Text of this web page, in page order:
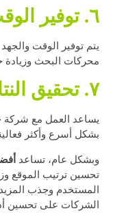
٦. توفير الوقت والجهد
يتم توفير الوقت
محركات البحث وزيادة
٧. تحقيق النتائج المرجوة
يساعد العمل مع شركة
بشكل أسرع وأكثر
وبشكل عام، تساعد
تحسين ترتيب الموقع
المستخدم وجذب المزيد
الشركات على تحسين